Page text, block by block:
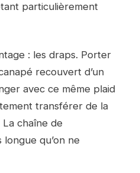
particulièrement
: les draps. Porter
recouvert d’un
avec ce même plaid
transférer de la
chaîne de
qu’on ne